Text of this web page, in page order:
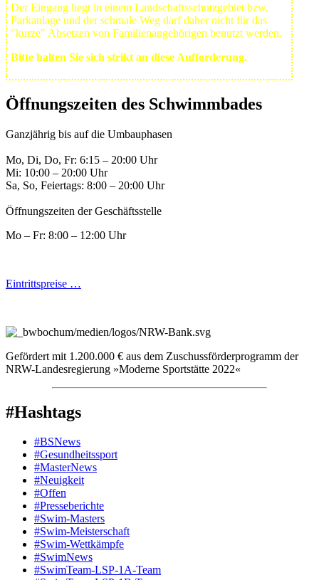
Der Eingang liegt in einem Landschafts­schutzgebiet bzw.
Park­anlage und der schmale Weg darf daher nicht für das
"kurze" Absetzen von Familienangehörigen benutzt werden.
Bitte halten Sie sich strikt an diese Aufforderung.
Öffnungszeiten des Schwimmbades
Ganzjährig bis auf die Umbauphasen
Mo, Di, Do, Fr: 6:15 – 20:00 Uhr
Mi: 10:00 – 20:00 Uhr
Sa, So, Feiertags: 8:00 – 20:00 Uhr
Öffnungszeiten der Geschäftsstelle
Mo – Fr: 8:00 – 12:00 Uhr
Eintrittspreise …
Gefördert mit 1.200.000 € aus dem Zuschussförderprogramm der
NRW-Landesregierung »Moderne Sportstätte 2022«
#Hashtags
#BSNews
#Gesundheitssport
#MasterNews
#Neuigkeit
#Offen
#Presse­berichte
#Swim-Masters
#Swim-Meister­schaft
#Swim-Wett­kämpfe
#SwimNews
#SwimTeam-LSP-1A-Team